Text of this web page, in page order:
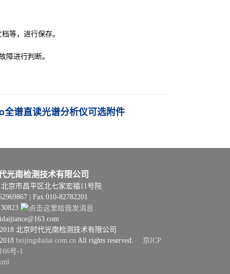
等，进行保存。
进行判断。
谱直读光谱分析仪可选附件
光南检测技术有限公司
北京市昌平区北七家宏福11号院
| Fax:010-82782201
北京时代光南检测技术有限公司
beijingshidai.com.cn All rights reserved. 京ICP
号-1